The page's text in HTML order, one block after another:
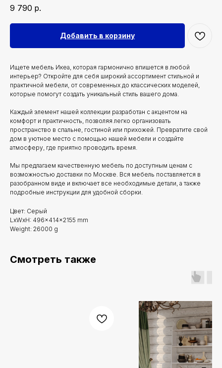
9 790 р.
Добавить в корзину
Ищете мебель Икеа, которая гармонично впишется в любой
интерьер? Откройте для себя широкий ассортимент стильной и
практичной мебели, от современных до классических моделей,
которые помогут создать уникальный стиль вашего дома.
Каждый элемент нашей коллекции разработан с акцентом на
комфорт и практичность, позволяя легко организовать
пространство в спальне, гостиной или прихожей. Превратите свой
дом в уютное место с помощью нашей мебели и создайте
атмосферу, где приятно проводить время.
Мы предлагаем качественную мебель по доступным ценам с
возможностью доставки по Москве. Вся мебель поставляется в
разобранном виде и включает все необходимые детали, а также
подробные инструкции для удобной сборки.
Цвет: Серый
LxWxH: 496x414x2155 mm
Weight: 26000 g
Смотреть также